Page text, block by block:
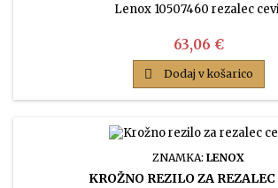
Lenox 10507460 rezalec
Cena
63,06 €
 Dodaj v košarico
ZNAMKA: LENOX
KROŽNO REZILO ZA